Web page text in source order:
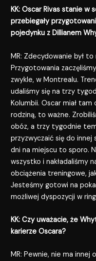
KK: Oscar Rivas stanie w
przebiegały
pojedynku z Dillianem
MR: Zdecydowanie był
Przygotowania
zwykle, w Montrealu.
udaliśmy się na trzy
Kolumbii. Oscar miał tam
rodziną, to ważne.
obóz, a trzy tygodnie
przyzwyczaić się do innej
dni na miejscu to sporo.
wszystko i nakładaliśmy
obciążenia treningowe,
Jesteśmy gotowi na
możliwej dyspozycji w
KK: Czy uważacie, że
karierze Oscara?
MR: Pewnie, nie ma innej